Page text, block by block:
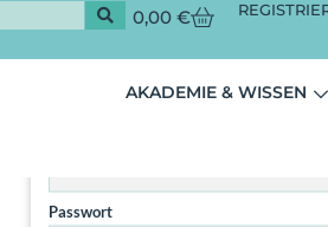
0,00€
AKADEMIE & WISSEN
Dieser Inhalt ist nur für
Nutzer sichtbar.
Passwort